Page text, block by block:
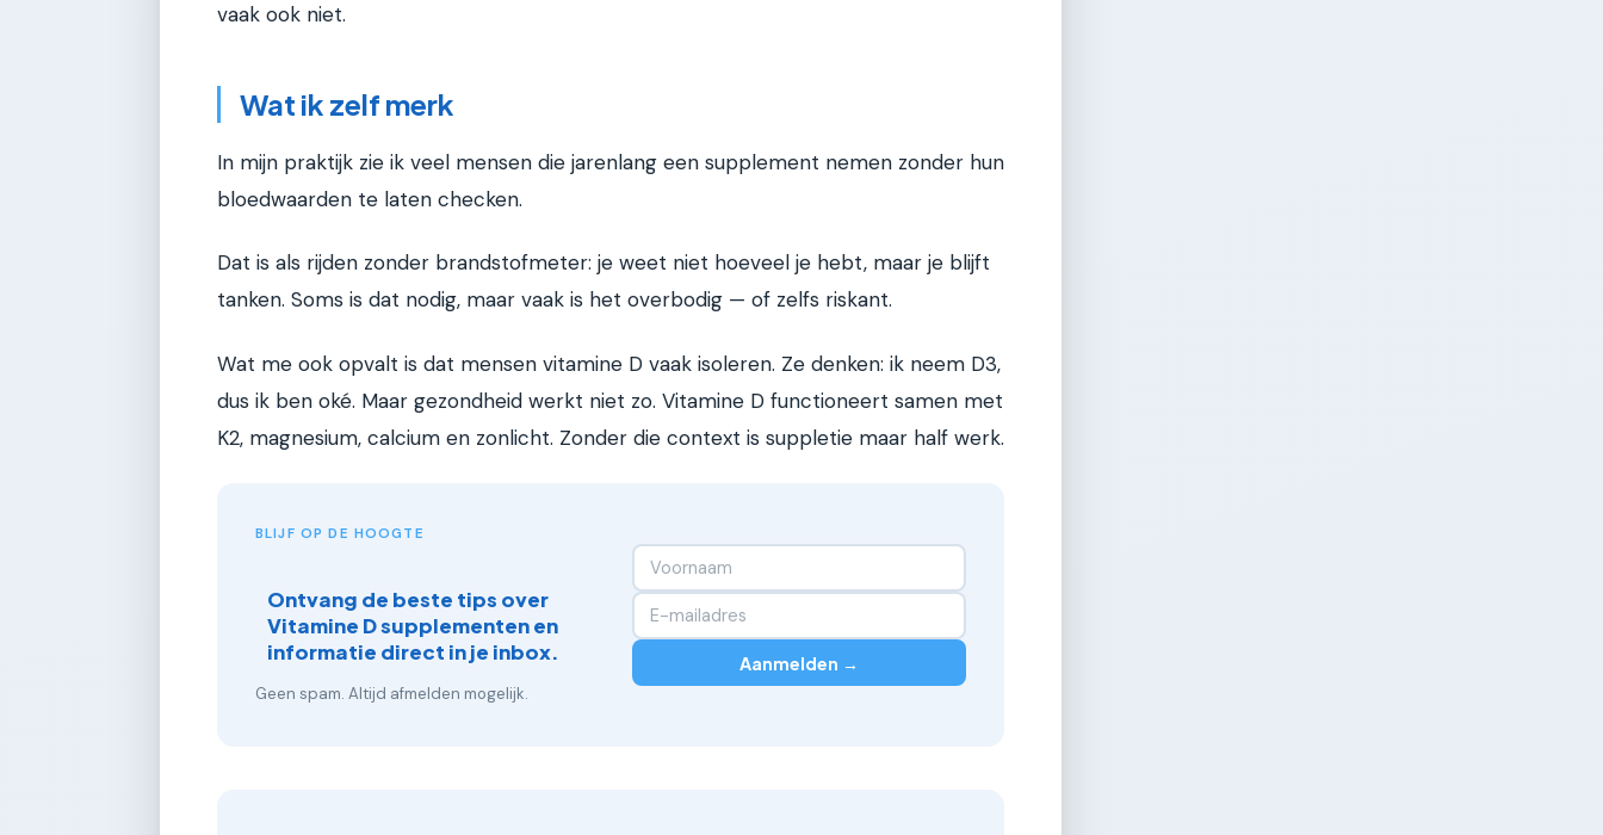
vaak ook niet.
Wat ik zelf merk
In mijn praktijk zie ik veel mensen die jarenlang een supplement nemen zonder hun
bloedwaarden te laten checken.
Dat is als rijden zonder brandstofmeter: je weet niet hoeveel je hebt, maar je blijft
tanken. Soms is dat nodig, maar vaak is het overbodig — of zelfs riskant.
Wat me ook opvalt is dat mensen vitamine D vaak isoleren. Ze denken: ik neem D3,
dus ik ben oké. Maar gezondheid werkt niet zo. Vitamine D functioneert samen met
K2, magnesium, calcium en zonlicht. Zonder die context is suppletie maar half werk.
BLIJF OP DE HOOGTE
Ontvang de beste tips over
Vitamine D supplementen en
informatie direct in je inbox.
Geen spam. Altijd afmelden mogelijk.
Aanmelden →